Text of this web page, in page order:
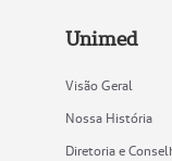
Unimed
Visão Geral
Nossa História
Diretoria e